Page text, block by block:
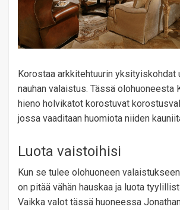
Korostaa arkkitehtuurin yksityiskohdat
nauhan valaistus. Tässä olohuoneesta
hieno holvikatot korostuvat
jossa vaaditaan huomiota niiden
Luota vaistoihisi
Kun se tulee olohuoneen
on pitää vähän hauskaa ja luota
Vaikka valot tässä huoneessa